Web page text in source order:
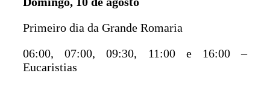
Primeiro dia da Grande Romaria
06:00, 07:00, 09:30, 11:00 e 16:00 –
Eucaristias